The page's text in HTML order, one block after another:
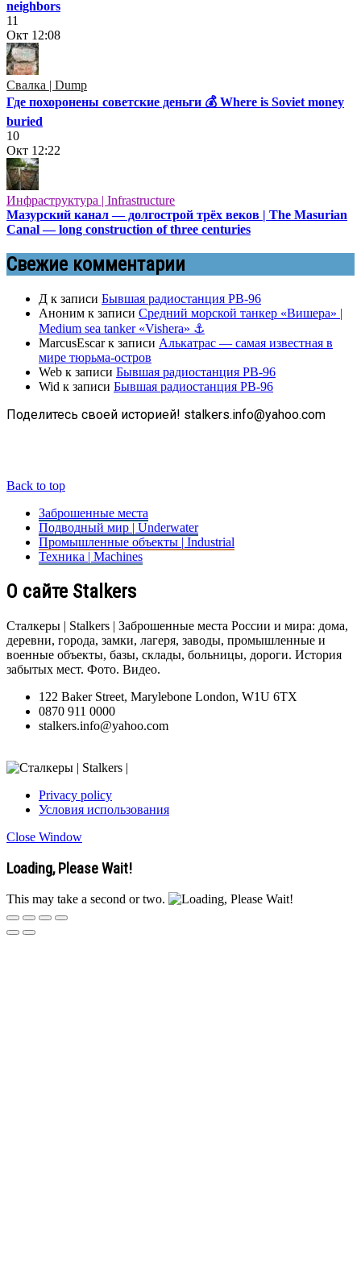
neighbors
11
Окт 12:08
Свалка | Dump
Где похоронены советские деньги 💰 Where is Soviet money
buried
10
Окт 12:22
Инфраструктура | Infrastructure
Мазурский канал — долгострой трёх веков | The Masurian
Canal — long construction of three centuries
Свежие комментарии
Д к записи Бывшая радиостанция РВ-96
Аноним к записи Средний морской танкер «Вишера» |
Medium sea tanker «Vishera» ⚓
MarcusEscarк записи Алькатрас — самая известная в
мире тюрьма-остров
Web к записи Бывшая радиостанция РВ-96
Wid к записи Бывшая радиостанция РВ-96
Поделитесь своей историей! stalkers.info@yahoo.com
Back to top
Заброшенные места
Подводный мир | Underwater
Промышленные объекты | Industrial
Техника | Machines
О сайте Stalkers
Сталкеры | Stalkers | Заброшенные места России и мира: дома,
деревни, города, замки, лагеря, заводы, промышленные и
военные объекты, базы, склады, больницы, дороги. История
забытых мест. Фото. Видео.
122 Baker Street, Marylebone London, W1U 6TX
0870 911 0000
stalkers.info@yahoo.com
Privacy policy
Условия использования
Close Window
Loading, Please Wait!
This may take a second or two.